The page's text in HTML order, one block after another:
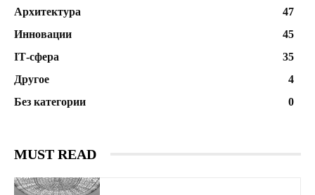
Архитектура
47
Инновации
45
ІТ-сфера
35
Другое
4
Без категории
0
MUST READ